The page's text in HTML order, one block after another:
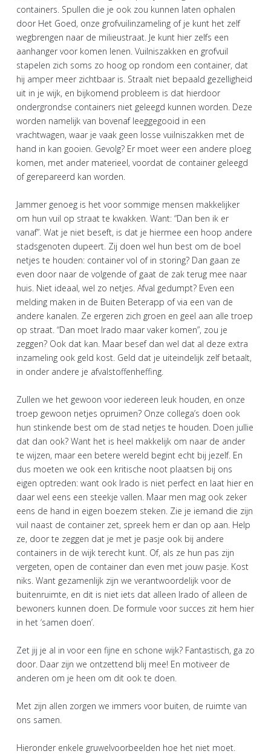
containers. Spullen die je ook zou kunnen laten ophalen
door Het Goed, onze grofvuilinzameling of je kunt het zelf
wegbrengen naar de milieustraat. Je kunt hier zelfs een
aanhanger voor komen lenen. Vuilniszakken en grofvuil
stapelen zich soms zo hoog op rondom een container, dat
hij amper meer zichtbaar is. Straalt niet bepaald gezelligheid
uit in je wijk, en bijkomend probleem is dat hierdoor
ondergrondse containers niet geleegd kunnen worden. Deze
worden namelijk van bovenaf leeggegooid in een
vrachtwagen, waar je vaak geen losse vuilniszakken met de
hand in kan gooien. Gevolg? Er moet weer een andere ploeg
komen, met ander materieel, voordat de container geleegd
of gerepareerd kan worden.
Jammer genoeg is het voor sommige mensen makkelijker
om hun vuil op straat te kwakken. Want: “Dan ben ik er
vanaf”. Wat je niet beseft, is dat je hiermee een hoop andere
stadsgenoten dupeert. Zij doen wel hun best om de boel
netjes te houden: container vol of in storing? Dan gaan ze
even door naar de volgende of gaat de zak terug mee naar
huis. Niet ideaal, wel zo netjes. Afval gedumpt? Even een
melding maken in de Buiten Beterapp of via een van de
andere kanalen. Ze ergeren zich groen en geel aan alle troep
op straat. “Dan moet Irado maar vaker komen”, zou je
zeggen? Ook dat kan. Maar besef dan wel dat al deze extra
inzameling ook geld kost. Geld dat je uiteindelijk zelf betaalt,
in onder andere je afvalstoffenheffing.
Zullen we het gewoon voor iedereen leuk houden, en onze
troep gewoon netjes opruimen? Onze collega’s doen ook
hun stinkende best om de stad netjes te houden. Doen jullie
dat dan ook? Want het is heel makkelijk om naar de ander
te wijzen, maar een betere wereld begint echt bij jezelf. En
dus moeten we ook een kritische noot plaatsen bij ons
eigen optreden: want ook Irado is niet perfect en laat hier en
daar wel eens een steekje vallen. Maar men mag ook zeker
eens de hand in eigen boezem steken. Zie je iemand die zijn
vuil naast de container zet, spreek hem er dan op aan. Help
ze, door te zeggen dat je met je pasje ook bij andere
containers in de wijk terecht kunt. Of, als ze hun pas zijn
vergeten, open de container dan even met jouw pasje. Kost
niks. Want gezamenlijk zijn we verantwoordelijk voor de
buitenruimte, en dit is niet iets dat alleen Irado of alleen de
bewoners kunnen doen. De formule voor succes zit hem hier
in het ‘samen doen’.
Zet jij je al in voor een fijne en schone wijk? Fantastisch, ga zo
door. Daar zijn we ontzettend blij mee! En motiveer de
anderen om je heen om dit ook te doen.
Met zijn allen zorgen we immers voor buiten, de ruimte van
ons samen.
Hieronder enkele gruwelvoorbeelden hoe het niet moet.